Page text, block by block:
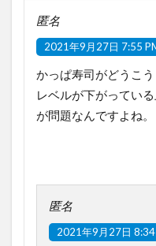
匿名
2021年9月27日 7:55
かっぱ寿司がどうこ
レベルが下がってい
が問題なんですよね。
匿名
2021年9月27日 8:34